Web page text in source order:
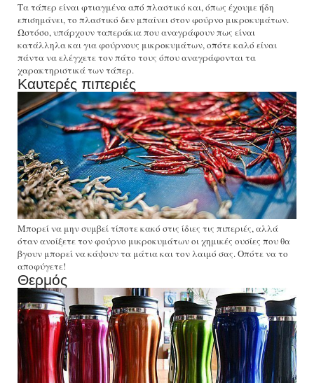
Τα τάπερ είναι φτιαγμένα από πλαστικό και, όπως έχουμε ήδη
επισημάνει, το πλαστικό δεν μπαίνει στον φούρνο μικροκυμάτων.
Ωστόσο, υπάρχουν ταπεράκια που αναγράφουν πως είναι
κατάλληλα και για φούρνους μικροκυμάτων, οπότε καλό είναι
πάντα να ελέγχετε τον πάτο τους όπου αναγράφονται τα
χαρακτηριστικά των τάπερ.
Καυτερές πιπεριές
Μπορεί να μην συμβεί τίποτε κακό στις ίδιες τις πιπεριές, αλλά
όταν ανοίξετε τον φούρνο μικροκυμάτων οι χημικές ουσίες που θα
βγουν μπορεί να κάψουν τα μάτια και τον λαιμό σας. Οπότε να το
αποφύγετε!
Θερμός